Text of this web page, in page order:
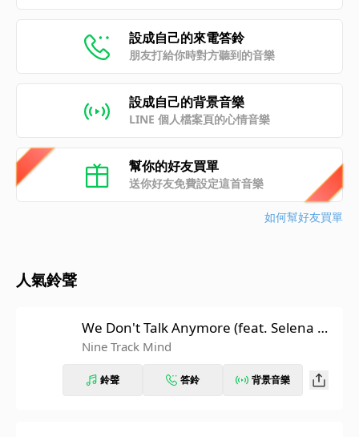
設成自己的來電答鈴
朋友打給你時對方聽到的音樂
設成自己的背景音樂
LINE 個人檔案頁的心情音樂
幫你的好友買單
送你好友免費設定這首音樂
如何幫好友買單
人氣鈴聲
We Don't Talk Anymore (feat. Selena Go
mez)
Nine Track Mind
鈴聲 答鈴 背景音樂